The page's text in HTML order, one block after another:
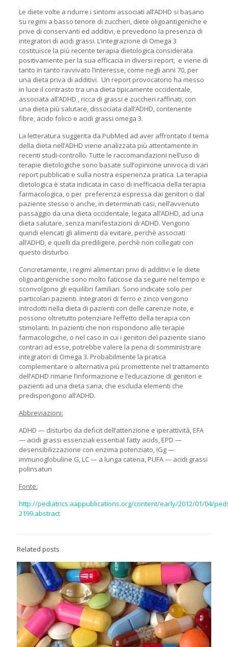
Le diete volte a ridurre i sintomi associati all’ADHD si basano
su regimi a basso tenore di zuccheri, diete oligoantigeniche e
prive di conservanti ed additivi, e prevedono la presenza di
integratori di acidi grassi. L’integrazione di Omega 3
costituisce la più recente terapia dietologica considerata
positivamente per la sua efficacia in diversi report, e viene di
tanto in tanto ravvivato l’interesse, come negli anni 70, per
una dieta priva di additivi. Un report provocatorio ha messo
in luce il contrasto tra una dieta tipicamente occidentale,
associata all’ADHD , ricca di grassi e zuccheri raffinati, con
una dieta più salutare, dissociata dall’ADHD, contenente
fibre, acido folico e acidi grassi omega 3.
La letteratura suggerita da PubMed ad aver affrontato il tema
della dieta nell’ADHD viene analizzata più attentamente in
recenti studi-controllo. Tutte le raccomandazioni nell’uso di
terapie dietologiche sono basate sull’opinione univoca di vari
report pubblicati e sulla nostra esperienza pratica. La terapia
dietologica è stata indicata in caso di inefficacia della terapia
farmacologica, o per preferenza espressa dai genitori o dal
paziente stesso o anche, in determinati casi, nell’avvenuto
passaggio da una dieta occidentale, legata all’ADHD, ad una
dieta salutare, senza manifestazioni di ADHD. Vengono
quindi elencati gli alimenti da evitare, perchè associati
all’ADHD, e quelli da prediligere, perchè non collegati con
questo disturbo.
Concretamente, i regimi alimentari privi di additivi e le diete
oligoantigeniche sono molto faticose da seguire nel tempo e
sconvolgono gli equilibri familiari. Sono indicate solo per
particolari pazienti. Integratori di ferro e zinco vengono
introdotti nella dieta di pazienti con delle carenze note, e
possono oltretutto potenziare l’effetto della terapia con
stimolanti. In pazienti che non rispondono alle terapie
farmacologiche, o nel caso in cui i genitori del paziente siano
contrari ad esse, potrebbe valere la pena di somministrare
integratori di Omega 3. Probabilmente la pratica
complementare o alternativa più promettente nel trattamento
dell’ADHD rimane l’informazione e l’educazione di genitori e
pazienti ad una dieta sana, che escluda elementi che
predispongono all’ADHD.
Abbreviazioni:
ADHD — disturbo da deficit dell’attenzione e iperattività, EFA
— acidi grassi essenziali essential fatty acids, EPD —
desensibilizzazione con enzima potenziato, IGg —
immunoglobuline G, LC — a lunga catena, PUFA — acidi grassi
polinsaturi
Fonte:
http://pediatrics.aappublications.org/content/early/2012/01/04/
2199.abstract
Related posts